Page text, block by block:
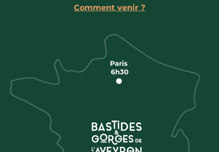
Comment venir ?